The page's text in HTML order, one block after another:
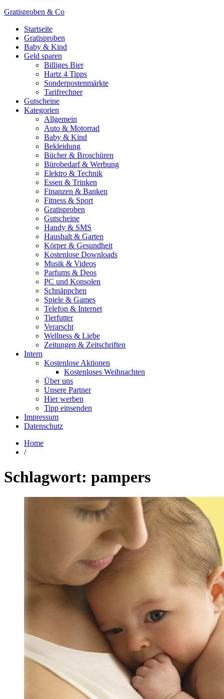
Gratisproben & Co
Startseite
Gratisproben
Baby & Kind
Geld sparen
Billiges Bier
Hartz 4 Tipps
Sonderpostenmärkte
Tarifrechner
Gutscheine
Kategorien
Allgemein
Auto & Motorrad
Baby & Kind
Bekleidung
Bücher & Broschüren
Bürobedarf & Werbung
Elektro & Technik
Essen & Trinken
Finanzen & Banken
Fitness & Sport
Gratisproben
Gutscheine
Handy & SMS
Haushalt & Garten
Körper & Gesundheit
Kostenlose Downloads
Musik & Videos
Parfums & Deos
PC und Konsolen
Schnäppchen
Spiele & Games
Telefon & Internet
Tierfutter
Verarscht
Wellness & Liebe
Zeitungen & Zeitschriften
Intern
Kostenlose Aktionen
Kostenloses Weihnachten
Über uns
Unsere Partner
Hier werben
Tipp einsenden
Impressum
Datenschutz
Home
/
Schlagwort: pampers